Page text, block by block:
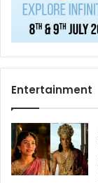
Entertainment